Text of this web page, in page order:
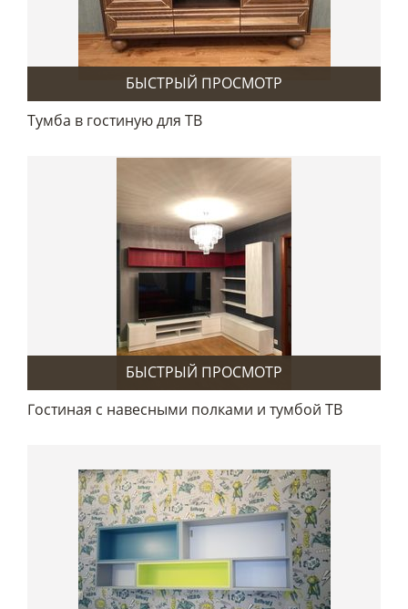
БЫСТРЫЙ ПРОСМОТР
Тумба в гостиную для ТВ
БЫСТРЫЙ ПРОСМОТР
Гостиная с навесными полками и тумбой ТВ